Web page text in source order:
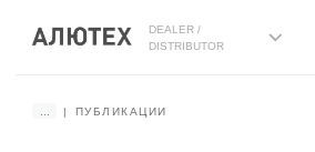
DEALER /
DISTRIBUTOR
ПУБЛИКАЦИИ